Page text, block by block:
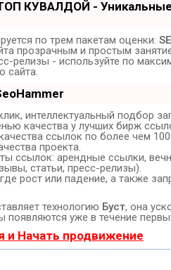
КУВАЛДОЙ -
по трем пакетам оценки:
прозрачным и простым
релизы - используйте по
сайта.
интеллектуальный подбор
качества у лучших бирж
ссылок по более чем
проекта.
ссылок: арендные ссылки,
статьи, пресс-релизы).
рост или падение, а также
технологию Буст, она
появляются уже в течение
и Начать продвижение